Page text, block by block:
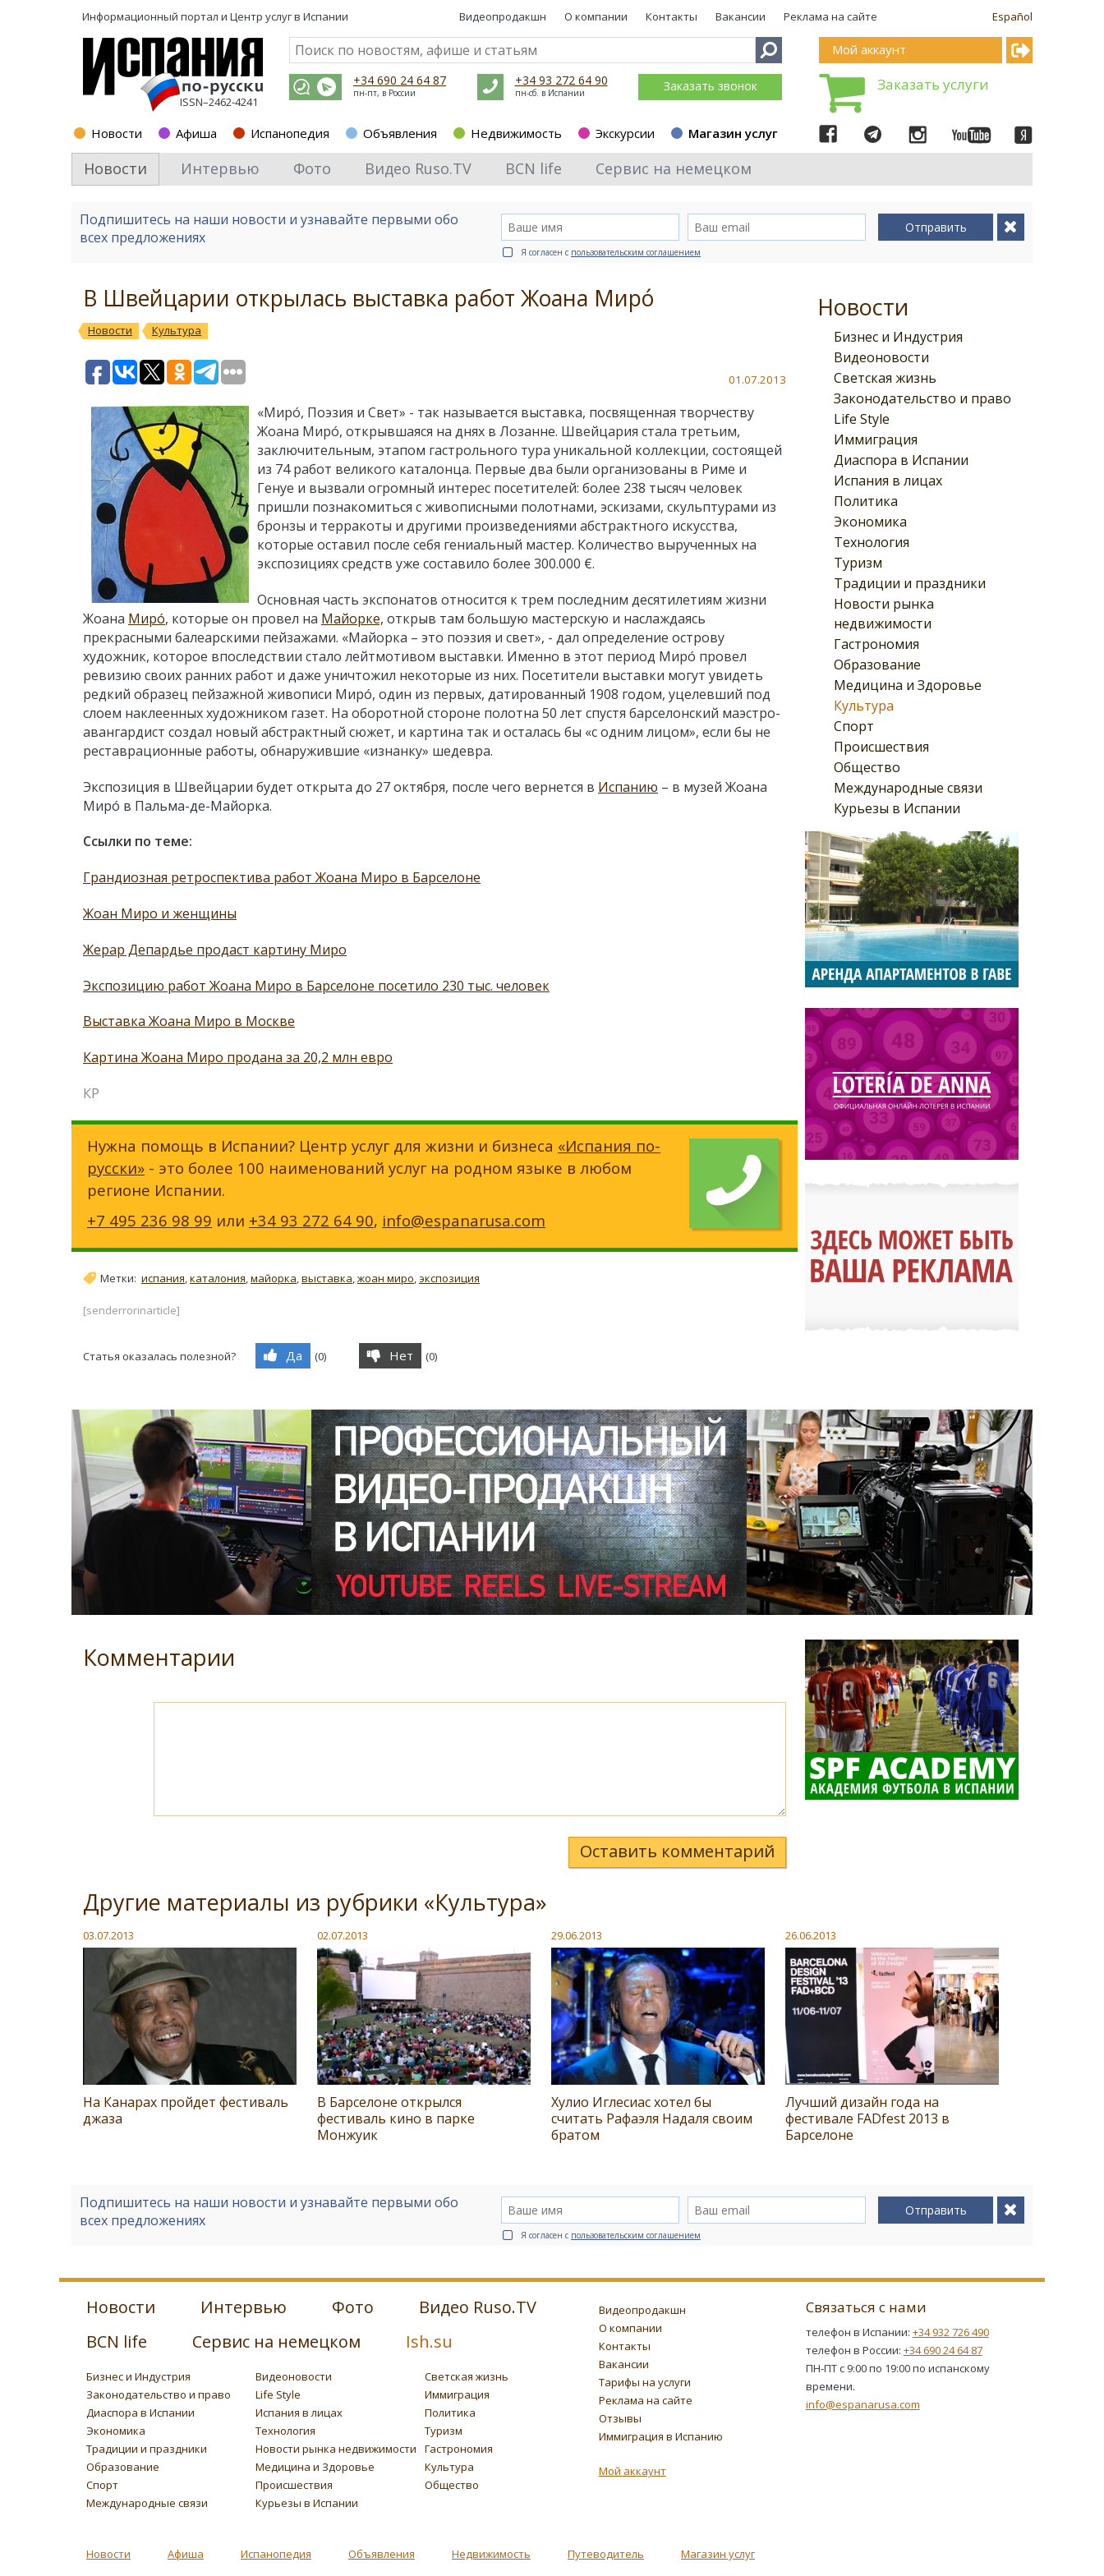
Информационный портал и Центр услуг в Испании Español
Видеопродакшн О компании Контакты Вакансии Реклама на сайте
ISSN–2462-4241
+34 690 24 64 87
пн-пт, в России
+34 93 272 64 90
пн-сб. в Испании Заказать звонок
Новости Афиша Испанопедия Объявления Недвижимость Экскурсии Магазин услуг
Мой аккаунт
Заказать услуги
Новости Интервью Фото Видео Ruso.TV BCN life Сервис на немецком
Подпишитесь на наши новости и узнавайте первыми обо
всех предложениях
Отправить
Я согласен с пользовательским соглашением
Новости
Бизнес и Индустрия
Видеоновости
Светская жизнь
Законодательство и право
Life Style
Иммиграция
Диаспора в Испании
Испания в лицах
Политика
Экономика
Технология
Туризм
Традиции и праздники
Новости рынка
недвижимости
Гастрономия
Образование
Медицина и Здоровье
Культура
Спорт
Происшествия
Общество
Международные связи
Курьезы в Испании
В Швейцарии открылась выставка работ Жоана Мирó
Новости Культура
01.07.2013
«Мирó, Поэзия и Свет» - так называется выставка, посвященная творчеству
Жоана Мирó, открывшаяся на днях в Лозанне. Швейцария стала третьим,
заключительным, этапом гастрольного тура уникальной коллекции, состоящей
из 74 работ великого каталонца. Первые два были организованы в Риме и
Генуе и вызвали огромный интерес посетителей: более 238 тысяч человек
пришли познакомиться с живописными полотнами, эскизами, скульптурами из
бронзы и терракоты и другими произведениями абстрактного искусства,
которые оставил после себя гениальный мастер. Количество вырученных на
экспозициях средств уже составило более 300.000 €.
Основная часть экспонатов относится к трем последним десятилетиям жизни
Жоана Мирó, которые он провел на Майорке, открыв там большую мастерскую и наслаждаясь
прекрасными балеарскими пейзажами. «Майорка – это поэзия и свет», - дал определение острову
художник, которое впоследствии стало лейтмотивом выставки. Именно в этот период Мирó провел
ревизию своих ранних работ и даже уничтожил некоторые из них. Посетители выставки могут увидеть
редкий образец пейзажной живописи Мирó, один из первых, датированный 1908 годом, уцелевший под
слоем наклеенных художником газет. На оборотной стороне полотна 50 лет спустя барселонский маэстро-
авангардист создал новый абстрактный сюжет, и картина так и осталась бы «с одним лицом», если бы не
реставрационные работы, обнаружившие «изнанку» шедевра.
Экспозиция в Швейцарии будет открыта до 27 октября, после чего вернется в Испанию – в музей Жоана
Мирó в Пальма-де-Майорка.
Ссылки по теме:
Грандиозная ретроспектива работ Жоана Миро в Барселоне
Жоан Миро и женщины
Жерар Депардье продаст картину Миро
Экспозицию работ Жоана Миро в Барселоне посетило 230 тыс. человек
Выставка Жоана Миро в Москве
Картина Жоана Миро продана за 20,2 млн евро
КР
Нужна помощь в Испании? Центр услуг для жизни и бизнеса «Испания по-
русски» - это более 100 наименований услуг на родном языке в любом
регионе Испании.
+7 495 236 98 99 или +34 93 272 64 90, info@espanarusa.com
Метки: испания,каталония,майорка,выставка,жоан миро, экспозиция
[senderrorinarticle]
Статья оказалась полезной? Да (0) Нет (0)
Комментарии
Оставить комментарий
Другие материалы из рубрики «Культура»
03.07.2013
На Канарах пройдет фестиваль
джаза
02.07.2013
В Барселоне открылся
фестиваль кино в парке
Монжуик
29.06.2013
Хулио Иглесиас хотел бы
считать Рафаэля Надаля своим
братом
26.06.2013
Лучший дизайн года на
фестивале FADfest 2013 в
Барселоне
Подпишитесь на наши новости и узнавайте первыми обо
всех предложениях
Отправить
Я согласен с пользовательским соглашением
Новости Интервью Фото
Видео Ruso.TV
BCN life
Сервис на немецком Ish.su
Бизнес и Индустрия Видеоновости
Светская жизнь
Законодательство и право
Life Style
Иммиграция
Диаспора в Испании
Испания в лицах
Политика
Экономика
Технология
Туризм
Традиции и праздники
Новости рынка недвижимости
Гастрономия
Образование
Медицина и Здоровье
Культура
Спорт
Происшествия
Общество
Международные связи
Курьезы в Испании
Видеопродакшн
О компании
Контакты
Вакансии
Тарифы на услуги
Реклама на сайте
Отзывы
Иммиграция в Испанию
Мой аккаунт
Связаться с нами
телефон в Испании: +34 932 726 490
телефон в России: +34 690 24 64 87
ПН-ПТ с 9:00 по 19:00 по испанскому
времени.
info@espanarusa.com
Новости Афиша Испанопедия Объявления Недвижимость Путеводитель Магазин услуг